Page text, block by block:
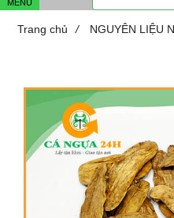
Trang chủ / NGUYÊN LIỆU